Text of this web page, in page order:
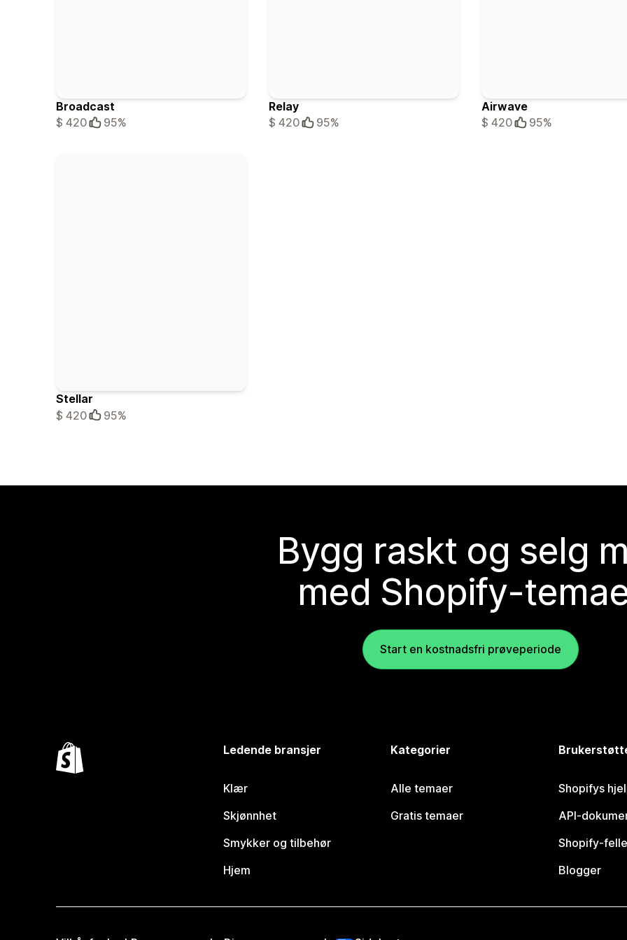
Broadcast
$ 420
95%
Relay
$ 420
95%
Airwave
$ 420
95%
Stellar
$ 420
95%
Bygg raskt og selg
med Shopify-
Start en kostnadsfri prøveperiode
Ledende bransjer
Klær
Skjønnhet
Smykker og tilbehør
Hjem
Kategorier
Alle temaer
Gratis temaer
Shopifys
API-
Shopify-
Blogger